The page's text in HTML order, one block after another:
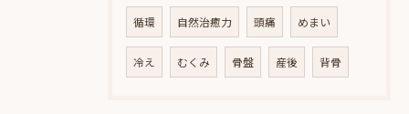
循環 自然治癒力 頭痛 めまい
冷え むくみ 骨盤 産後 背骨